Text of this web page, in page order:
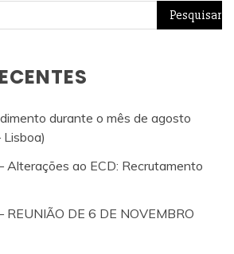
durante o mês de agosto
Lisboa)
Alterações ao ECD: Recrutamento
REUNIÃO DE 6 DE NOVEMBRO